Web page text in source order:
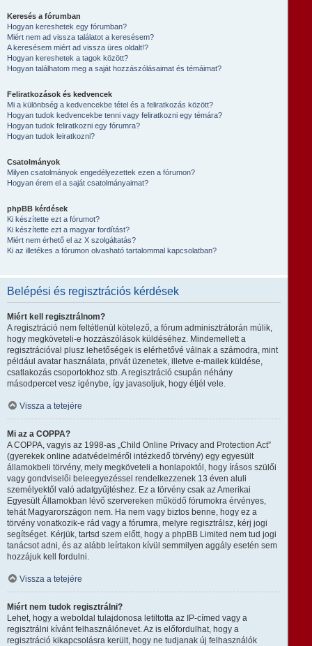
Keresés a fórumban
Hogyan kereshetek egy fórumban?
Miért nem ad vissza találatot a keresésem?
A keresésem miért ad vissza üres oldalt!?
Hogyan kereshetek a tagok között?
Hogyan találhatom meg a saját hozzászólásaimat és témáimat?
Feliratkozások és kedvencek
Mi a különbség a kedvencekbe tétel és a feliratkozás között?
Hogyan tudok kedvencekbe tenni vagy feliratkozni egy témára?
Hogyan tudok feliratkozni egy fórumra?
Hogyan tudok leiratkozni?
Csatolmányok
Milyen csatolmányok engedélyezettek ezen a fórumon?
Hogyan érem el a saját csatolmányaimat?
phpBB kérdések
Ki készítette ezt a fórumot?
Ki készítette ezt a magyar fordítást?
Miért nem érhető el az X szolgáltatás?
Ki az illetékes a fórumon olvasható tartalommal kapcsolatban?
Belépési és regisztrációs kérdések
Miért kell regisztrálnom?
A regisztráció nem feltétlenül kötelező, a fórum adminisztrátorán múlik,
hogy megköveteli-e hozzászólások küldéséhez. Mindemellett a
regisztrációval plusz lehetőségek is elérhetővé válnak a számodra, mint
például avatar használata, privát üzenetek, illetve e-mailek küldése,
csatlakozás csoportokhoz stb. A regisztráció csupán néhány
másodpercet vesz igénybe, így javasoljuk, hogy éljél vele.
Vissza a tetejére
Mi az a COPPA?
A COPPA, vagyis az 1998-as „Child Online Privacy and Protection Act”
(gyerekek online adatvédelméről intézkedő törvény) egy egyesült
államokbeli törvény, mely megköveteli a honlapoktól, hogy írásos szülői
vagy gondviselői beleegyezéssel rendelkezzenek 13 éven aluli
személyektől való adatgyűjtéshez. Ez a törvény csak az Amerikai
Egyesült Államokban lévő szervereken működő fórumokra érvényes,
tehát Magyarországon nem. Ha nem vagy biztos benne, hogy ez a
törvény vonatkozik-e rád vagy a fórumra, melyre regisztrálsz, kérj jogi
segítséget. Kérjük, tartsd szem előtt, hogy a phpBB Limited nem tud jogi
tanácsot adni, és az alább leírtakon kívül semmilyen aggály esetén sem
hozzájuk kell fordulni.
Vissza a tetejére
Miért nem tudok regisztrálni?
Lehet, hogy a weboldal tulajdonosa letiltotta az IP-címed vagy a
regisztrálni kívánt felhasználónevet. Az is előfordulhat, hogy a
regisztráció kikapcsolásra került, hogy ne tudjanak új felhasználók